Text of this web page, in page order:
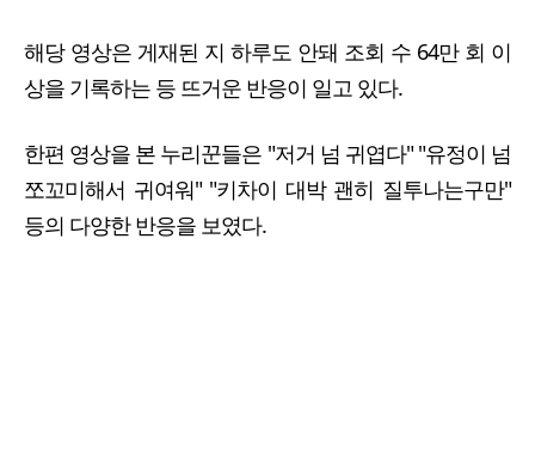
해당 영상은 게재된 지 하루도 안돼 조회 수 64만 회 이
상을 기록하는 등 뜨거운 반응이 일고 있다.
한편 영상을 본 누리꾼들은 "저거 넘 귀엽다" "유정이 넘
쪼꼬미해서 귀여워" "키차이 대박 괜히 질투나는구만"
등의 다양한 반응을 보였다.